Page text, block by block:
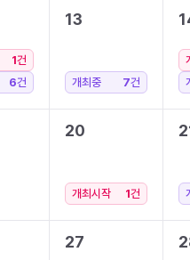
1건
6건
13
개최중 7건
20
개최시작 1건
27